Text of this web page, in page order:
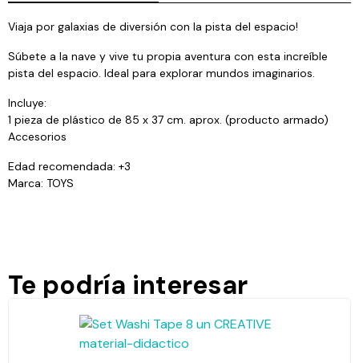
Viaja por galaxias de diversión con la pista del espacio!
Súbete a la nave y vive tu propia aventura con esta increí­ble
pista del espacio. Ideal para explorar mundos imaginarios.
Incluye:
1 pieza de plástico de 85 x 37 cm. aprox. (producto armado)
Accesorios
Edad recomendada: +3
Marca: TOYS
Te podría interesar